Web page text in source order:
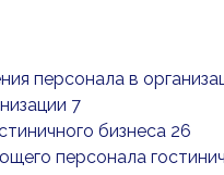
персонала в
7
бизнеса 26
персонала